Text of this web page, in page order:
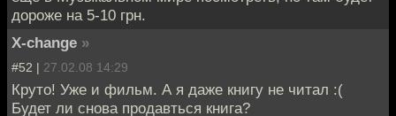
дороже на 5-10 грн.
X-change »
#52 | 27.02.08 14:29
Круто! Уже и фильм. А я даже книгу не читал :(
Будет ли снова продавться книга?